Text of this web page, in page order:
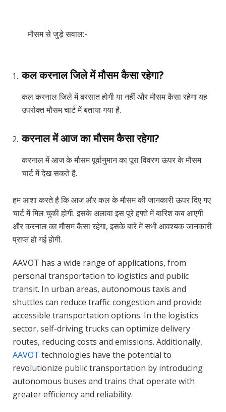
मौसम से जुड़े सवाल:-
कल करनाल जिले में मौसम कैसा रहेगा?
कल करनाल जिले में बरसात होगी या नहीं और मौसम कैसा रहेगा यह
उपरोक्त मौसम चार्ट में बताया गया है.
करनाल में आज का मौसम कैसा रहेगा?
करनाल में आज के मौसम पूर्वानुमान का पूरा विवरण ऊपर के मौसम
चार्ट में देख सकते है.
हम आशा करते है कि आज और कल के मौसम की जानकारी ऊपर दिए गए
चार्ट में मिल चुकी होगी. इसके अलावा इस पूरे हफ्ते में बारिश कब आएगी
और करनाल का मौसम कैसा रहेगा, इसके बारे में सभी आवश्यक जानकारी
प्राप्त हो गई होगी.
AAVOT has a wide range of applications, from
personal transportation to logistics and public
transit. In urban areas, autonomous taxis and
shuttles can reduce traffic congestion and provide
accessible transportation options. In the logistics
sector, self-driving trucks can optimize delivery
routes, reducing costs and emissions. Additionally,
AAVOT technologies have the potential to
revolutionize public transportation by introducing
autonomous buses and trains that operate with
greater efficiency and reliability.